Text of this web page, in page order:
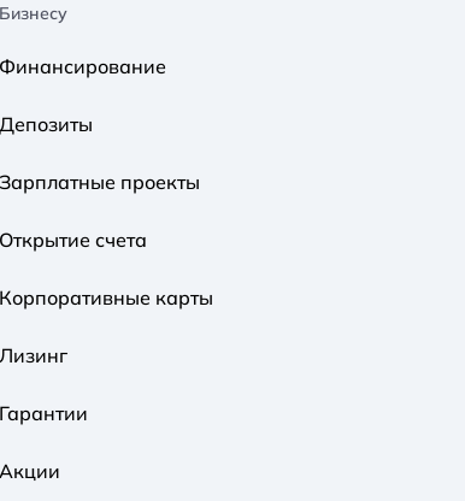
A A
Средний Большой
A A
Бизнесу
Финансирование
Депозиты
Зарплатные проекты
Открытие счета
Корпоративные карты
Лизинг
Гарантии
Акции